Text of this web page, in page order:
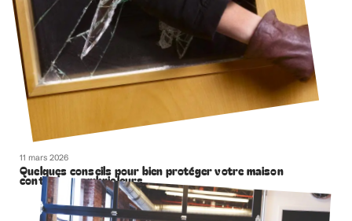
11 mars 2026
Quelques conseils pour bien protéger votre maison
contre les cambrioleurs